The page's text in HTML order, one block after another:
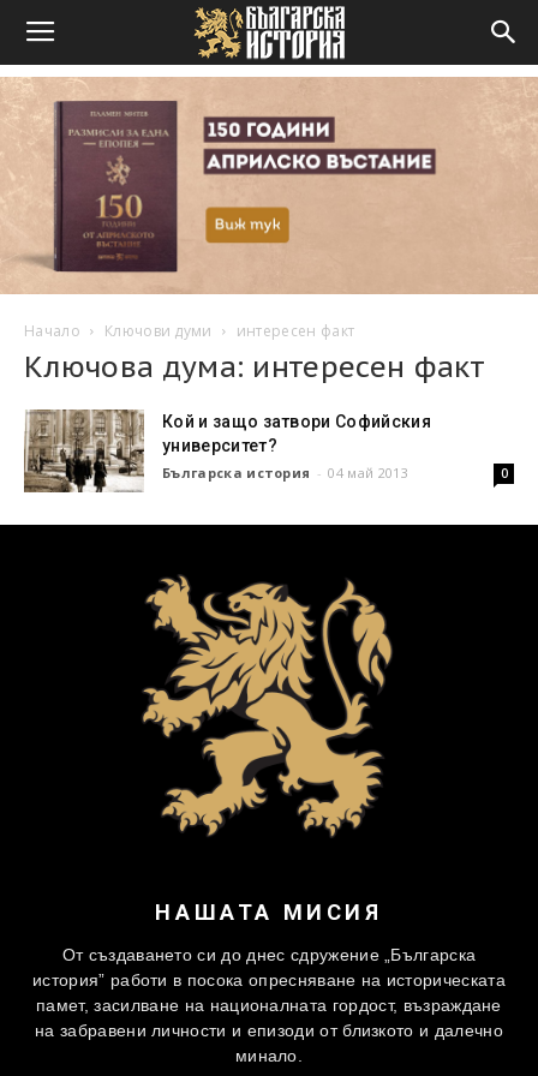
Начало Ключови думи интересен факт
Ключова дума: интересен факт
Кой и защо затвори Софийския
университет?
Българска история - 04 май 2013 0
НАШАТА МИСИЯ
От създаването си до днес сдружение „Българска
история” работи в посока опресняване на историческата
памет, засилване на националната гордост, възраждане
на забравени личности и епизоди от близкото и далечно
минало.